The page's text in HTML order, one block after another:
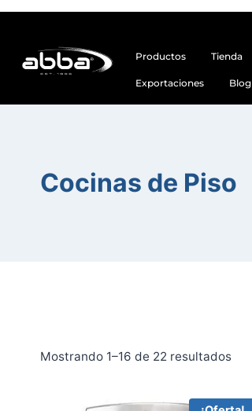
Productos Tienda
Exportaciones Blog
Cocinas de Piso
Mostrando 1–16 de 22 resultados